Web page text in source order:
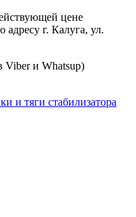
цене
адресу г. Калуга, ул.
Viber и Whatsup)
и тяги стабилизатора